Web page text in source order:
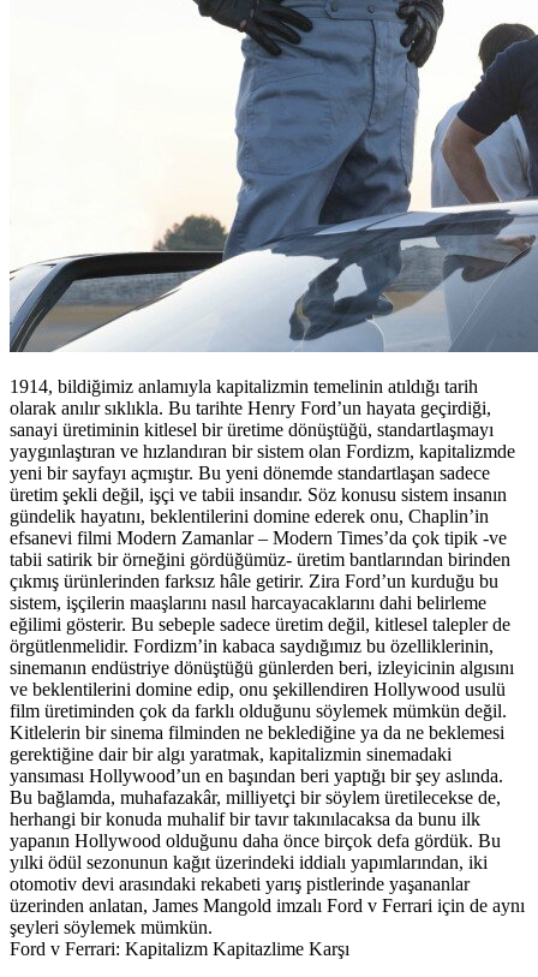
1914, bildiğimiz anlamıyla kapitalizmin temelinin atıldığı tarih
olarak anılır sıklıkla. Bu tarihte Henry Ford’un hayata geçirdiği,
sanayi üretiminin kitlesel bir üretime dönüştüğü, standartlaşmayı
yaygınlaştıran ve hızlandıran bir sistem olan Fordizm, kapitalizmde
yeni bir sayfayı açmıştır. Bu yeni dönemde standartlaşan sadece
üretim şekli değil, işçi ve tabii insandır. Söz konusu sistem insanın
gündelik hayatını, beklentilerini domine ederek onu, Chaplin’in
efsanevi filmi Modern Zamanlar – Modern Times’da çok tipik -ve
tabii satirik bir örneğini gördüğümüz- üretim bantlarından birinden
çıkmış ürünlerinden farksız hâle getirir. Zira Ford’un kurduğu bu
sistem, işçilerin maaşlarını nasıl harcayacaklarını dahi belirleme
eğilimi gösterir. Bu sebeple sadece üretim değil, kitlesel talepler de
örgütlenmelidir. Fordizm’in kabaca saydığımız bu özelliklerinin,
sinemanın endüstriye dönüştüğü günlerden beri, izleyicinin algısını
ve beklentilerini domine edip, onu şekillendiren Hollywood usulü
film üretiminden çok da farklı olduğunu söylemek mümkün değil.
Kitlelerin bir sinema filminden ne beklediğine ya da ne beklemesi
gerektiğine dair bir algı yaratmak, kapitalizmin sinemadaki
yansıması Hollywood’un en başından beri yaptığı bir şey aslında.
Bu bağlamda, muhafazakâr, milliyetçi bir söylem üretilecekse de,
herhangi bir konuda muhalif bir tavır takınılacaksa da bunu ilk
yapanın Hollywood olduğunu daha önce birçok defa gördük. Bu
yılki ödül sezonunun kağıt üzerindeki iddialı yapımlarından, iki
otomotiv devi arasındaki rekabeti yarış pistlerinde yaşananlar
üzerinden anlatan, James Mangold imzalı Ford v Ferrari için de aynı
şeyleri söylemek mümkün.
Ford v Ferrari: Kapitalizm Kapitazlime Karşı